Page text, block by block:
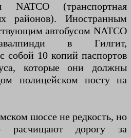
NATCO (транспортная
районов). Иностранным
автобусом NATCO
в Гилгит,
собой 10 копий паспортов
которые они должны
полицейском посту на
шоссе не редкость, но
расчищают дорогу за